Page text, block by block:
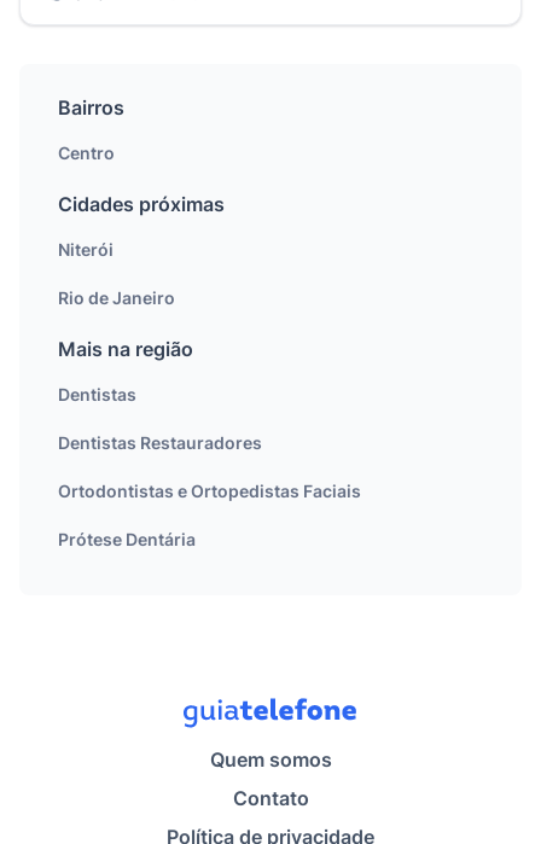
Bairros
Centro
Cidades próximas
Niterói
Rio de Janeiro
Mais na região
Dentistas
Dentistas Restauradores
Ortodontistas e Ortopedistas Faciais
Prótese Dentária
Quem somos
Contato
Política de privacidade